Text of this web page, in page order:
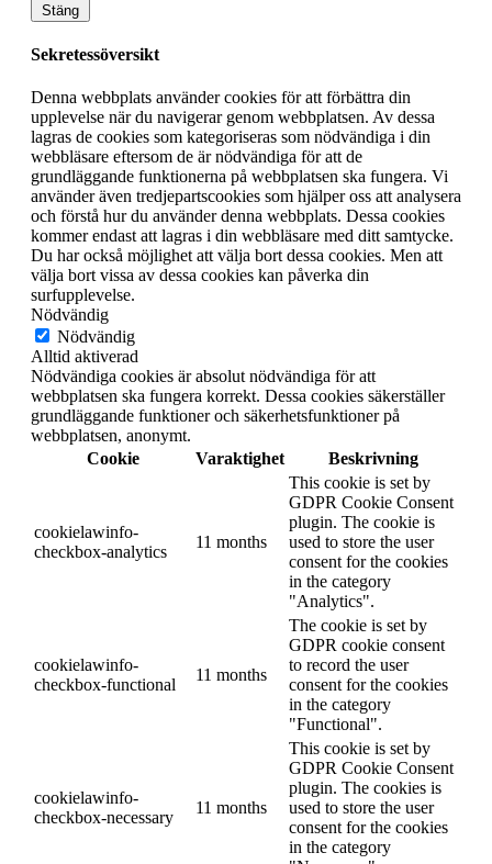
Stäng
Sekretessöversikt
Denna webbplats använder cookies för att förbättra din
upplevelse när du navigerar genom webbplatsen. Av dessa
lagras de cookies som kategoriseras som nödvändiga i din
webbläsare eftersom de är nödvändiga för att de
grundläggande funktionerna på webbplatsen ska fungera. Vi
använder även tredjepartscookies som hjälper oss att analysera
och förstå hur du använder denna webbplats. Dessa cookies
kommer endast att lagras i din webbläsare med ditt samtycke.
Du har också möjlighet att välja bort dessa cookies. Men att
välja bort vissa av dessa cookies kan påverka din
surfupplevelse.
Nödvändig
Nödvändig
Alltid aktiverad
Nödvändiga cookies är absolut nödvändiga för att
webbplatsen ska fungera korrekt. Dessa cookies säkerställer
grundläggande funktioner och säkerhetsfunktioner på
webbplatsen, anonymt.
Cookie
Varaktighet Beskrivning
cookielawinfo-
checkbox-analytics
11 months
This cookie is set by
GDPR Cookie Consent
plugin. The cookie is
used to store the user
consent for the cookies
in the category
"Analytics".
cookielawinfo-
checkbox-functional
11 months
The cookie is set by
GDPR cookie consent
to record the user
consent for the cookies
in the category
"Functional".
cookielawinfo-
checkbox-necessary
11 months
This cookie is set by
GDPR Cookie Consent
plugin. The cookies is
used to store the user
consent for the cookies
in the category